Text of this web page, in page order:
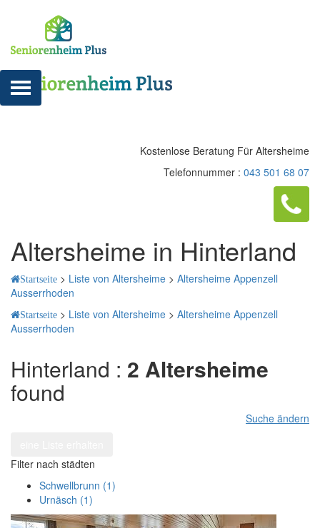
Kostenlose Beratung Für Altersheime
Telefonnummer : 043 501 68 07
Altersheime in Hinterland
Startseite > Liste von Altersheime > Altersheime Appenzell
Ausserrhoden
Startseite > Liste von Altersheime > Altersheime Appenzell
Ausserrhoden
Hinterland : 2 Altersheime
found
Suche ändern
Filter nach städten
Schwellbrunn (1)
Urnäsch (1)